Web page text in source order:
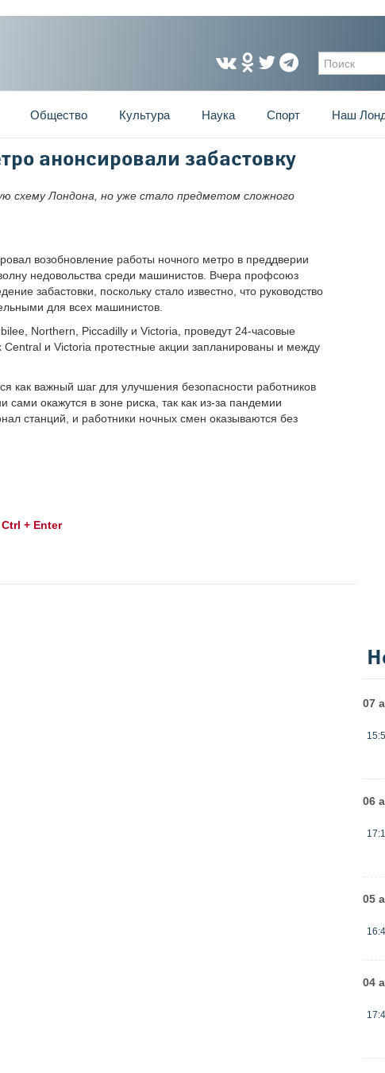
Общество Культура Наука Спорт Наш
анонсировали забастовку
схему Лондона, но уже стало предметом сложного
возобновление работы ночного метро в преддверии
недовольства среди машинистов. Вчера профсоюз
забастовки, поскольку стало известно, что руководство
для всех машинистов.
Northern, Piccadilly и Victoria, проведут 24-часовые
Central и Victoria протестные акции запланированы и между
как важный шаг для улучшения безопасности работников
окажутся в зоне риска, так как из-за пандемии
станций, и работники ночных смен оказываются без
+ Enter
07
06
05
04